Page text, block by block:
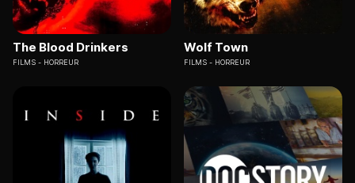
The Blood Drinkers
FILMS HORREUR
Wolf Town
FILMS HORREUR